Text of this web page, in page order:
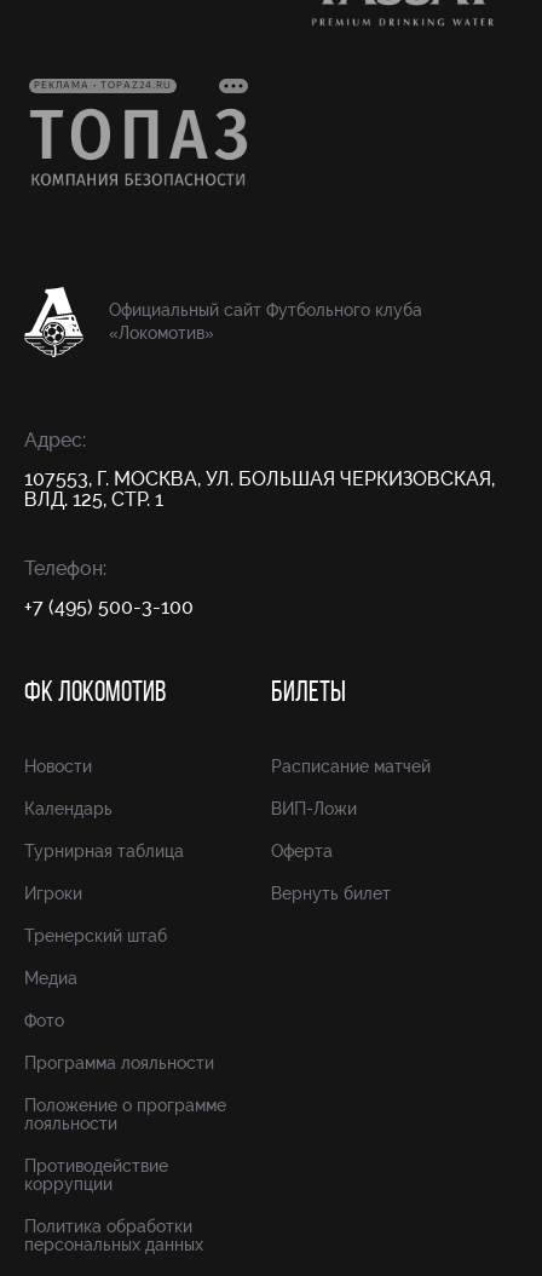
РЕКЛАМА • TOPAZ24.RU
Официальный сайт Футбольного клуба
«Локомотив»
Адрес:
107553, Г. МОСКВА, УЛ. БОЛЬШАЯ ЧЕРКИЗОВСКАЯ,
ВЛД. 125, СТР. 1
Телефон:
+7 (495) 500-3-100
ФК ЛОКОМОТИВ
Новости
Календарь
Турнирная таблица
Игроки
Тренерский штаб
Медиа
Фото
Программа лояльности
Положение о программе
лояльности
Противодействие
коррупции
Политика обработки
персональных данных
БИЛЕТЫ
Расписание матчей
ВИП-Ложи
Оферта
Вернуть билет